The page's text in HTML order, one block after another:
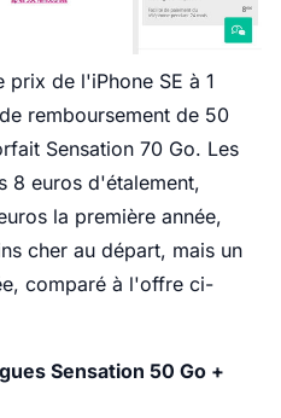
prix de l'iPhone SE à 1
remboursement de 50
Sensation 70 Go. Les
8 euros d'étalement,
la première année,
cher au départ, mais un
comparé à l'offre ci-
Sensation 50 Go +